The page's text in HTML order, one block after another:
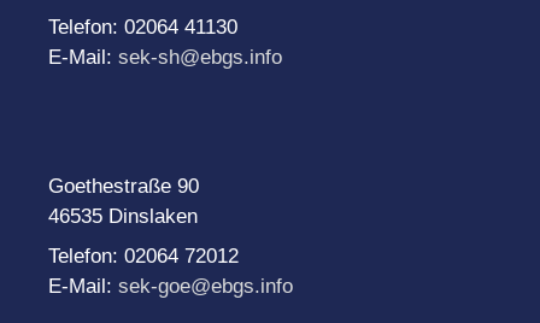
Telefon: 02064 41130
E-Mail: sek-sh@ebgs.info
Goethestraße 90
46535 Dinslaken
Telefon: 02064 72012
E-Mail: sek-goe@ebgs.info